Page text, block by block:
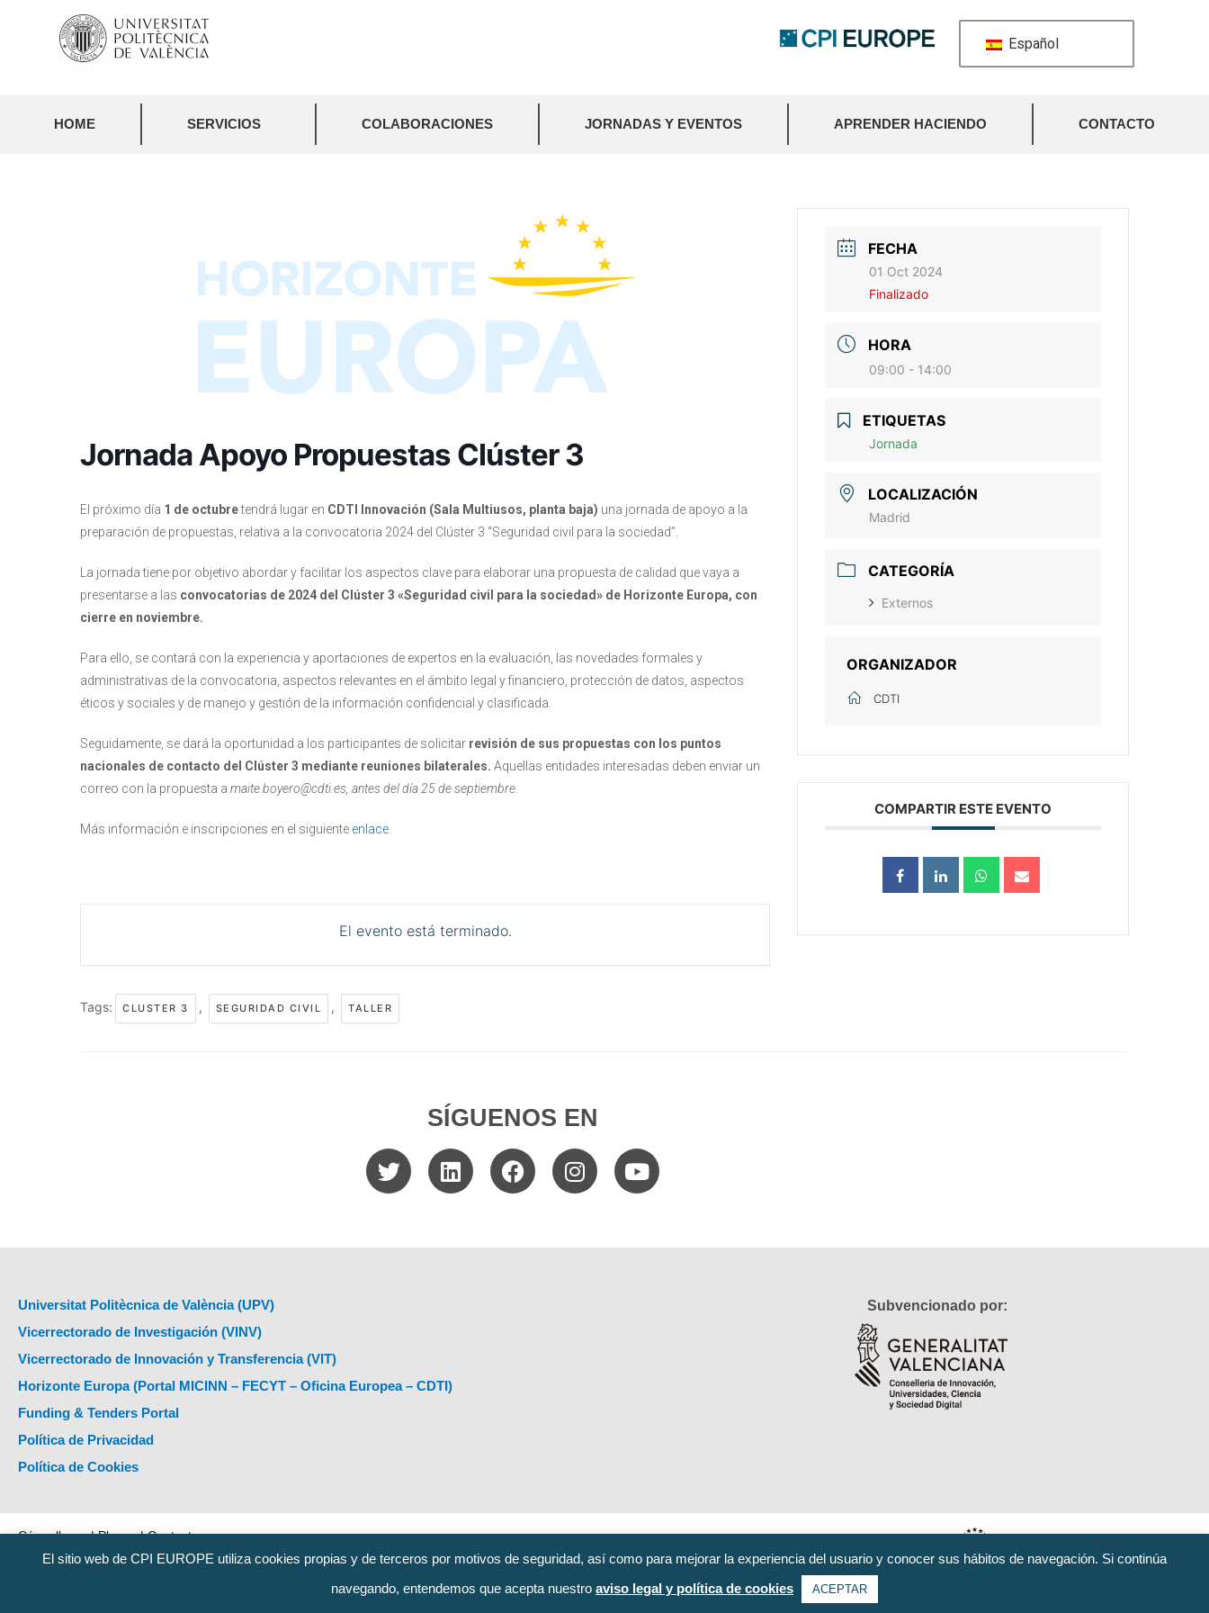
Español
HOME SERVICIOS COLABORACIONES JORNADAS Y EVENTOS APRENDER HACIENDO CONTACTO
Jornada Apoyo Propuestas Clúster 3
El próximo día 1 de octubretendrá lugar en CDTI Innovación (Sala Multiusos, planta baja) una jornada de apoyo a la
preparación de propuestas, relativa a la convocatoria 2024 del Clúster 3 “Seguridad civil para la sociedad”.
La jornada tiene por objetivo abordar y facilitar los aspectos clave para elaborar una propuesta de calidad que vaya a
presentarse a las convocatorias de 2024 del Clúster 3 «Seguridad civil para la sociedad» de Horizonte Europa, con
cierre en noviembre.
Para ello, se contará con la experiencia y aportaciones de expertos en la evaluación, las novedades formales y
administrativas de la convocatoria, aspectos relevantes en el ámbito legal y financiero, protección de datos, aspectos
éticos y sociales y de manejo y gestión de la información confidencial y clasificada.
Seguidamente, se dará la oportunidad a los participantes de solicitar revisión de sus propuestas con los puntos
nacionales de contacto del Clúster 3 mediante reuniones bilaterales. Aquellas entidades interesadas deben enviar un
correo con la propuesta a maite.boyero@cdti.es, antes del día 25 de septiembre.
Más información e inscripciones en el siguiente enlace
El evento está terminado.
Tags: CLUSTER 3 , SEGURIDAD CIVIL , TALLER
FECHA
01 Oct 2024
Finalizado
HORA
09:00 - 14:00
ETIQUETAS
Jornada
LOCALIZACIÓN
Madrid
CATEGORÍA
Externos
ORGANIZADOR
CDTI
COMPARTIR ESTE EVENTO
SÍGUENOS EN
Universitat Politècnica de València (UPV)
Vicerrectorado de Investigación (VINV)
Vicerrectorado de Innovación y Transferencia (VIT)
Horizonte Europa (Portal MICINN – FECYT – Oficina Europea – CDTI)
Funding & Tenders Portal
Política de Privacidad
Política de Cookies
Subvencionado por:
Cómo llegar|Planos|Contacto
Universitat Politècnica de València 2020 · Tel.(+34) 96 387 70 00·información@upv.es
El sitio web de CPI EUROPE utiliza cookies propias y de terceros por motivos de seguridad, así como para mejorar la experiencia del usuario y conocer sus hábitos de navegación. Si continúa
navegando, entendemos que acepta nuestro aviso legal y política de cookies ACEPTAR